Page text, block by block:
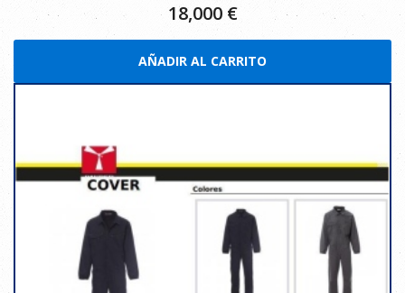
18,000 €
AÑADIR AL CARRITO